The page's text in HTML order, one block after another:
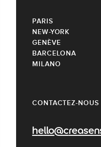
CONTACTEZ-NOUS
PARIS
NEW-YORK
GENÈVE
BARCELONA
MILANO